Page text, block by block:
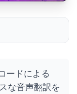
ードによる
な音声翻訳を